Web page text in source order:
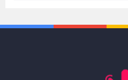
olacak.Menderes Belediyesi,